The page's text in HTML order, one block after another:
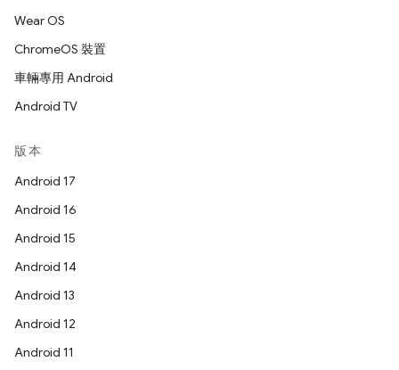
Wear OS
ChromeOS 裝置
車輛專用 Android
Android TV
版本
Android 17
Android 16
Android 15
Android 14
Android 13
Android 12
Android 11